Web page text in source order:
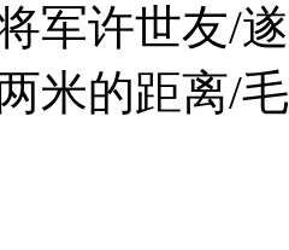
许世友/遂
的距离/毛